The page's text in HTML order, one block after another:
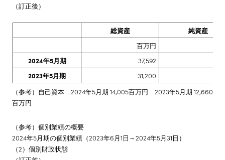
（訂正後）
総資産
純資産
百万円
2024年5月期
37,592
2023年5月期
31,200
（参考）自己資本 2024年5月期 14,005百万円 2023年5月期 12,660
百万円
（参考）個別業績の概要
2024年5月期の個別業績（2023年6月1日～2024年5月31日）
（2）個別財政状態